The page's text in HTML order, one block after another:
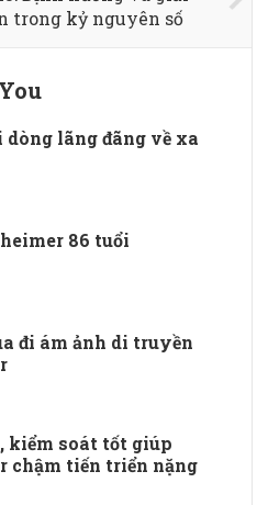
trong kỷ nguyên số
dòng lãng đãng về xa
86 tuổi
đi ám ảnh di truyền
kiểm soát tốt giúp
chậm tiến triển nặng